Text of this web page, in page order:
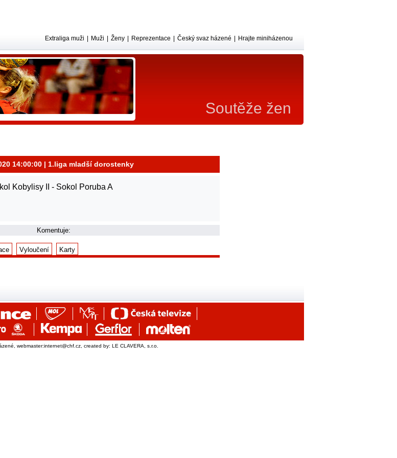
Soutěže žen
Extraliga muži Muži Ženy Reprezentace Český svaz házené Hrajte miniházenou
14:00:00 | 1.liga mladší dorostenky
Kobylisy II - Sokol Poruba A
Komentuje:
Vyloučení Karty
webmaster:internet@chf.cz , created by: LE CLAVERA, s.r.o.